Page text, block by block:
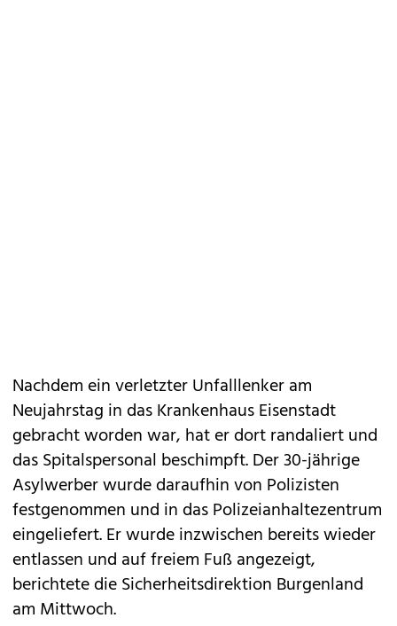
Nachdem ein verletzter Unfalllenker am
Neujahrstag in das Krankenhaus Eisenstadt
gebracht worden war, hat er dort randaliert und
das Spitalspersonal beschimpft. Der 30-jährige
Asylwerber wurde daraufhin von Polizisten
festgenommen und in das Polizeianhaltezentrum
eingeliefert. Er wurde inzwischen bereits wieder
entlassen und auf freiem Fuß angezeigt,
berichtete die Sicherheitsdirektion Burgenland
am Mittwoch.